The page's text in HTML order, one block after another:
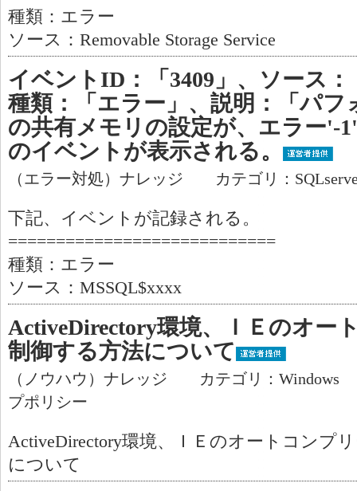
種類：エラー
ソース：Removable Storage Service
イベントID：「3409」、ソース
種類：「エラー」、説明：「パ
の共有メモリの設定が、エラー'-
のイベントが表示される。
（エラー対処）ナレッジ カテゴリ：
下記、イベントが記録される。
============================
種類：エラー
ソース：MSSQL$xxxx
ActiveDirectory環境、ＩＥのオー
制御する方法について
（ノウハウ）ナレッジ カテゴリ：Windows
プポリシー
ActiveDirectory環境、ＩＥのオートコンプ
について